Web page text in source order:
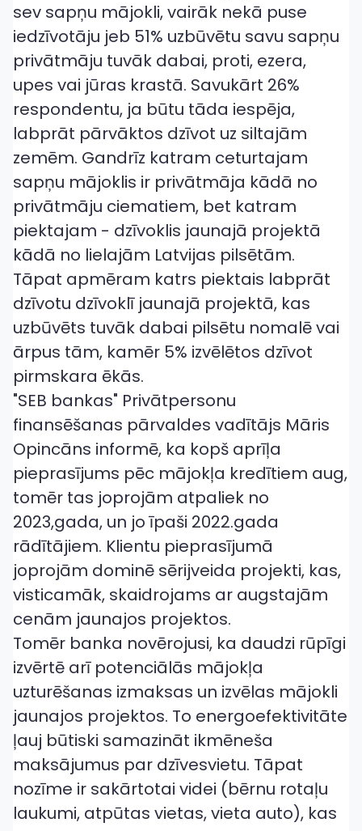
sev sapņu mājokli, vairāk nekā puse
iedzīvotāju jeb 51% uzbūvētu savu sapņu
privātmāju tuvāk dabai, proti, ezera,
upes vai jūras krastā. Savukārt 26%
respondentu, ja būtu tāda iespēja,
labprāt pārvāktos dzīvot uz siltajām
zemēm. Gandrīz katram ceturtajam
sapņu mājoklis ir privātmāja kādā no
privātmāju ciematiem, bet katram
piektajam - dzīvoklis jaunajā projektā
kādā no lielajām Latvijas pilsētām.
Tāpat apmēram katrs piektais labprāt
dzīvotu dzīvoklī jaunajā projektā, kas
uzbūvēts tuvāk dabai pilsētu nomalē vai
ārpus tām, kamēr 5% izvēlētos dzīvot
pirmskara ēkās.
"SEB bankas" Privātpersonu
finansēšanas pārvaldes vadītājs Māris
Opincāns informē, ka kopš aprīļa
pieprasījums pēc mājokļa kredītiem aug,
tomēr tas joprojām atpaliek no
2023,gada, un jo īpaši 2022.gada
rādītājiem. Klientu pieprasījumā
joprojām dominē sērijveida projekti, kas,
visticamāk, skaidrojams ar augstajām
cenām jaunajos projektos.
Tomēr banka novērojusi, ka daudzi rūpīgi
izvērtē arī potenciālās mājokļa
uzturēšanas izmaksas un izvēlas mājokli
jaunajos projektos. To energoefektivitāte
ļauj būtiski samazināt ikmēneša
maksājumus par dzīvesvietu. Tāpat
nozīme ir sakārtotai videi (bērnu rotaļu
laukumi, atpūtas vietas, vieta auto), kas